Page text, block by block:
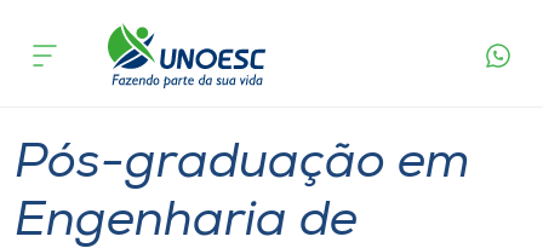
Cursos
Pesquisa
acontece
Pós-graduação em
Engenharia de